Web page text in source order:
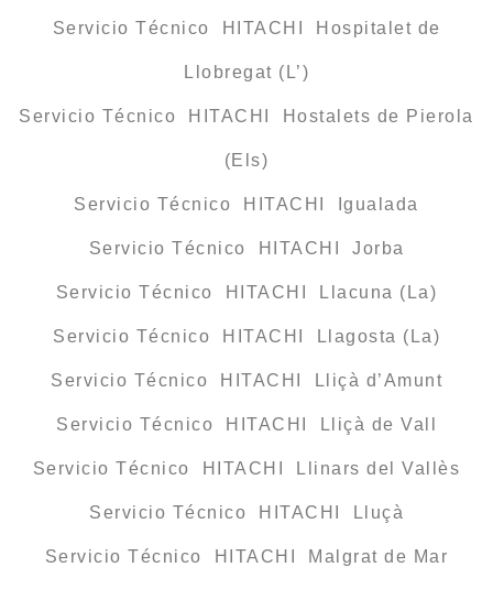
Servicio Técnico HITACHI Hospitalet de
Llobregat (L’)
Servicio Técnico HITACHI Hostalets de Pierola
(Els)
Servicio Técnico HITACHI Igualada
Servicio Técnico HITACHI Jorba
Servicio Técnico HITACHI Llacuna (La)
Servicio Técnico HITACHI Llagosta (La)
Servicio Técnico HITACHI Lliçà d’Amunt
Servicio Técnico HITACHI Lliçà de Vall
Servicio Técnico HITACHI Llinars del Vallès
Servicio Técnico HITACHI Lluçà
Servicio Técnico HITACHI Malgrat de Mar